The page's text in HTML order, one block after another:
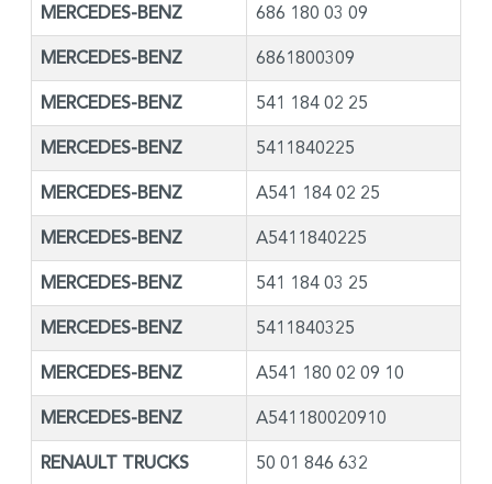
MERCEDES-BENZ 686 180 03 09
MERCEDES-BENZ 6861800309
MERCEDES-BENZ 541 184 02 25
MERCEDES-BENZ 5411840225
MERCEDES-BENZ A541 184 02 25
MERCEDES-BENZ A5411840225
MERCEDES-BENZ 541 184 03 25
MERCEDES-BENZ 5411840325
MERCEDES-BENZ A541 180 02 09 10
MERCEDES-BENZ A541180020910
RENAULT TRUCKS 50 01 846 632